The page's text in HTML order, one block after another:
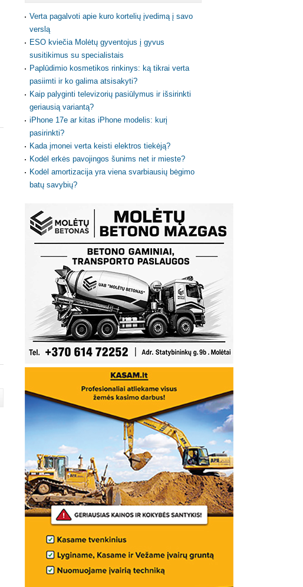
Verta pagalvoti apie kuro kortelių įvedimą į savo
verslą
ESO kviečia Molėtų gyventojus į gyvus
susitikimus su specialistais
Paplūdimio kosmetikos rinkinys: ką tikrai verta
pasiimti ir ko galima atsisakyti?
Kaip palyginti televizorių pasiūlymus ir išsirinkti
geriausią variantą?
iPhone 17e ar kitas iPhone modelis: kurį
pasirinkti?
Kada įmonei verta keisti elektros tiekėją?
Kodėl erkės pavojingos šunims net ir mieste?
Kodėl amortizacija yra viena svarbiausių bėgimo
batų savybių?